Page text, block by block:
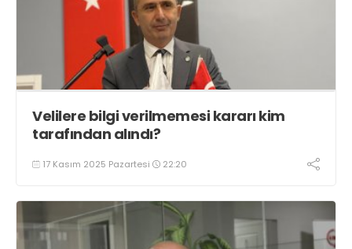
Velilere bilgi verilmemesi kararı kim
tarafından alındı?
17 Kasım 2025 Pazartesi 22:20